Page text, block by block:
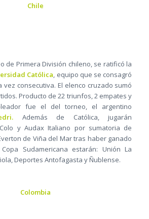
Chile
de Primera División chileno, se ratificó la
Católica, equipo que se consagró
vez consecutiva. El elenco cruzado sumó
Producto de 22 triunfos, 2 empates y
fue el del torneo, el argentino
Además de Católica, jugarán
y Audax Italiano por sumatoria de
de Viña del Mar tras haber ganado
Sudamericana estarán: Unión La
Deportes Antofagasta y Ñublense.
Colombia